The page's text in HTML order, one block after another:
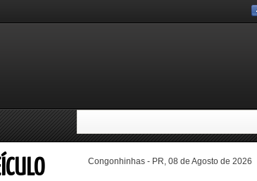
Congonhinhas - PR, 08 de Agosto de 2026